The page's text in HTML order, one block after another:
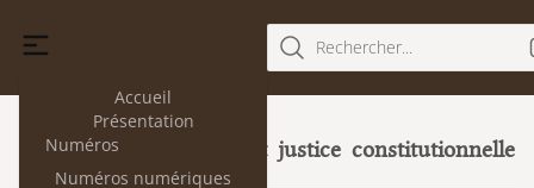
Accueil
Présentation
Numéros
Numéros numériques
Rechercher...
Droit, politique et justice constitutionnelle
(septembre 2009)